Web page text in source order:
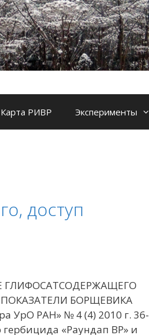
Карта РИВР Эксперименты
доступ
ГЛИФОСАТСОДЕРЖАЩЕГО
БОРЩЕВИКА
УрО РАН» № 4 (4) 2010 г. 36-
«Раундап ВР» и